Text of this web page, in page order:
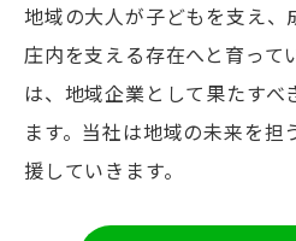
地域の大人が子どもを支え、
庄内を支える存在へと育って
は、地域企業として果たすべ
ます。当社は地域の未来を
援していきます。